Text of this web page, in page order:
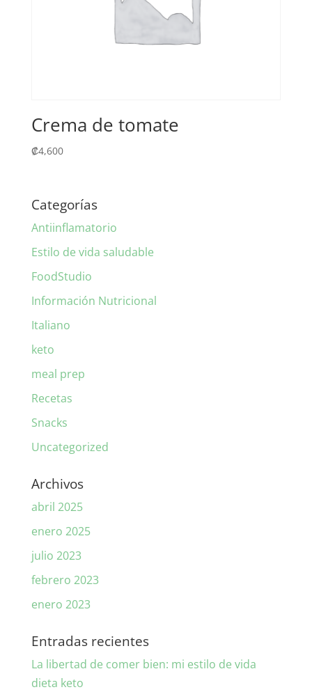
Crema de tomate
₡4,600
Categorías
Antiinflamatorio
Estilo de vida saludable
FoodStudio
Información Nutricional
Italiano
keto
meal prep
Recetas
Snacks
Uncategorized
Archivos
abril 2025
enero 2025
julio 2023
febrero 2023
enero 2023
Entradas recientes
La libertad de comer bien: mi estilo de vida
dieta keto